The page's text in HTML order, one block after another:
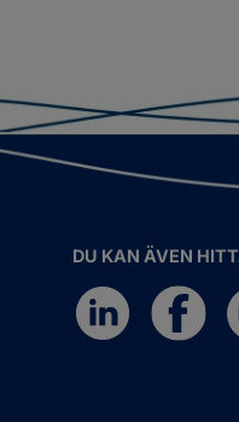
DU KAN ÄVEN